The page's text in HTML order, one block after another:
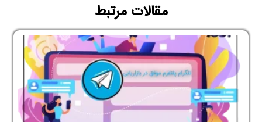
مقالات مرتبط